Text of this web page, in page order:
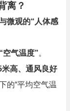
离？
微观的“人体感
空气温度”。
高、通风良好
的“平均空气温